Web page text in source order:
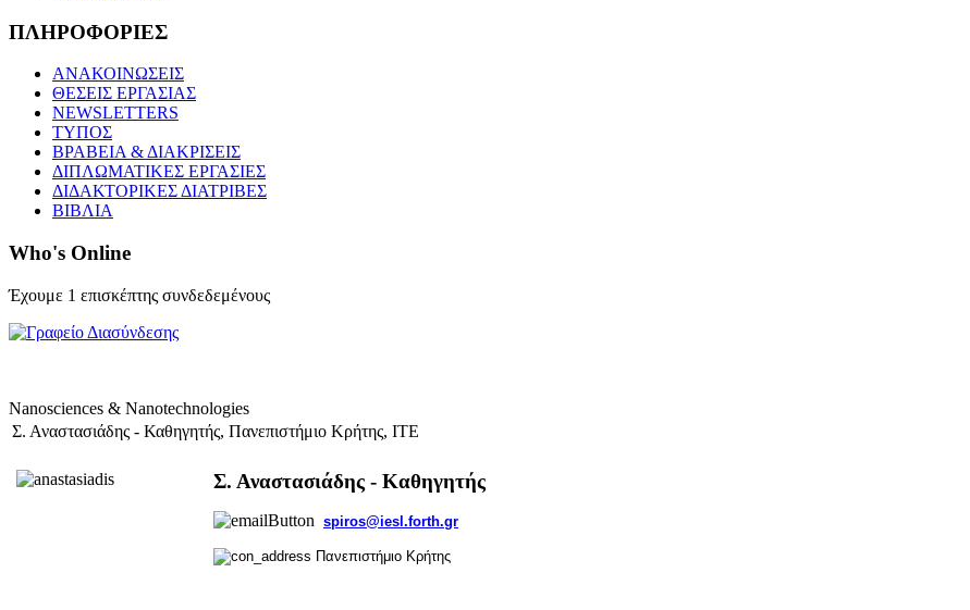
ΠΛΗΡΟΦΟΡΙΕΣ
ΑΝΑΚΟΙΝΩΣΕΙΣ
ΘΕΣΕΙΣ ΕΡΓΑΣΙΑΣ
NEWSLETTERS
ΤΥΠΟΣ
ΒΡΑΒΕΙΑ & ΔΙΑΚΡΙΣΕΙΣ
ΔΙΠΛΩΜΑΤΙΚΕΣ ΕΡΓΑΣΙΕΣ
ΔΙΔΑΚΤΟΡΙΚΕΣ ΔΙΑΤΡΙΒΕΣ
ΒΙΒΛΙΑ
Who's Online
Έχουμε 1 επισκέπτης συνδεδεμένους
Nanosciences & Nanotechnologies
Σ. Αναστασιάδης - Καθηγητής, Πανεπιστήμιο Κρήτης, ΙΤΕ
Σ. Αναστασιάδης - Καθηγητής
spiros@iesl.forth.gr
Πανεπιστήμιο Κρήτης